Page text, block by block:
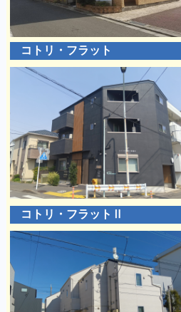
コトリ・フラット
コトリ・フラットⅡ